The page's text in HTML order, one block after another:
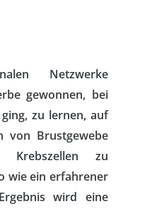
Netzwerke
gewonnen, bei
zu lernen, auf
von Brustgewebe
Krebszellen zu
wie ein erfahrener
wird eine